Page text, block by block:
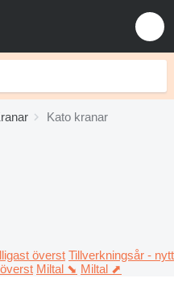
Kato kranar
överst Tillverkningsår - nytt
Miltal ⬊ Miltal ⬈